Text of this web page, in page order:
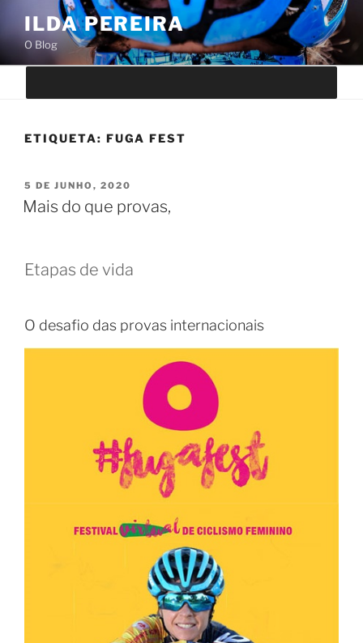
o
conteúdo
ILDA PEREIRA
O Blog
ETIQUETA: FUGA FEST
PUBLICADO
EM
5 DE JUNHO, 2020
Mais do que provas,
Etapas de vida
O desafio das provas internacionais